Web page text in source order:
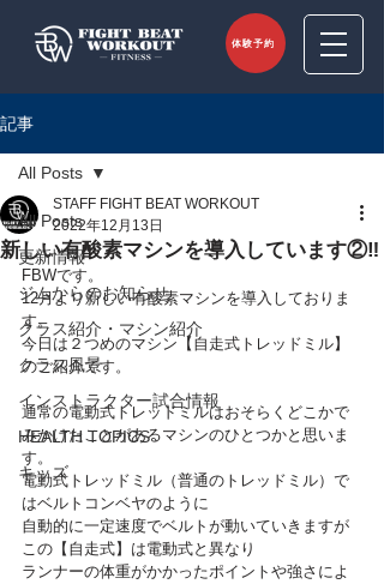
体験予約
記事
All Posts
更新情報
ジムからのお知らせ
クラス紹介・マシン紹介
クラス風景
インストラクター試合情報
HEALTH TOPICS
キッズ
All Posts
新しい有酸素マシンを導入しています②‼
STAFF FIGHT BEAT WORKOUT
2022年12月13日
FBWです。
12月より新しい有酸素マシンを導入しておりま
す。
今日は２つめのマシン【自走式トレッドミル】
のご紹介です。
通常の電動式トレッドミルはおそらくどこかで
みかけたことがあるマシンのひとつかと思いま
す。
電動式トレッドミル（普通のトレッドミル）で
はベルトコンベヤのように
自動的に一定速度でベルトが動いていきますが
この【自走式】は電動式と異なり
ランナーの体重がかかったポイントや強さによ